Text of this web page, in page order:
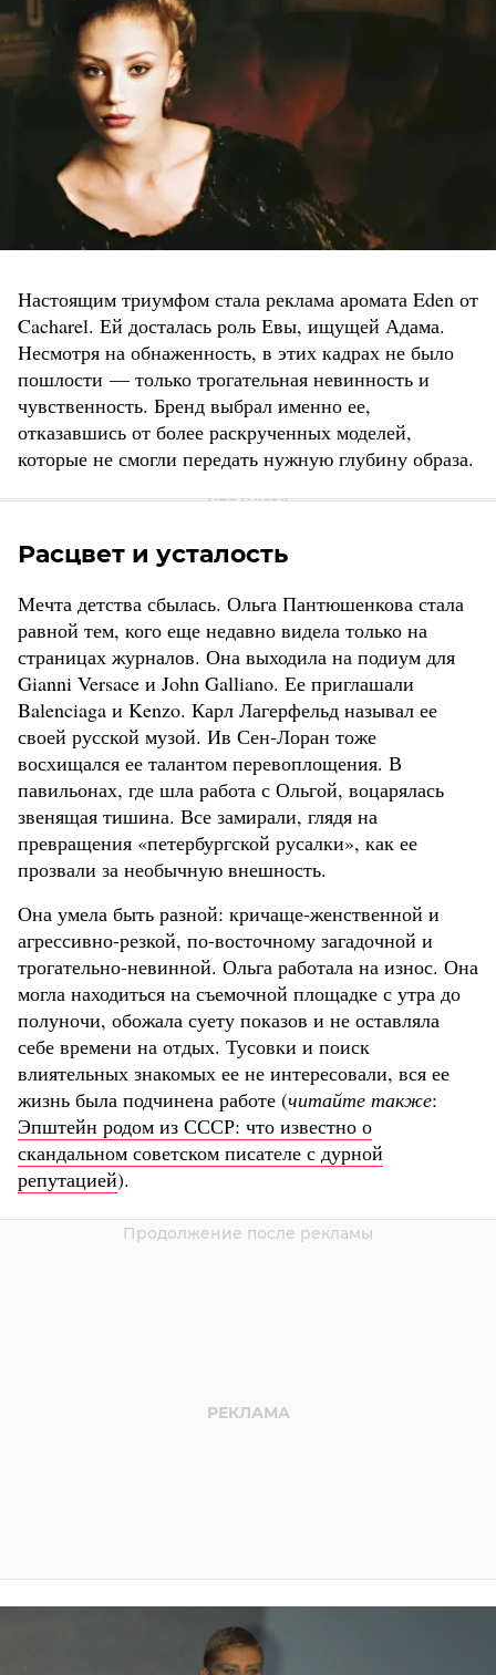
Настоящим триумфом стала реклама аромата Eden от
Cacharel. Ей досталась роль Евы, ищущей Адама.
Несмотря на обнаженность, в этих кадрах не было
пошлости — только трогательная невинность и
чувственность. Бренд выбрал именно ее,
отказавшись от более раскрученных моделей,
которые не смогли передать нужную глубину образа.
Расцвет и усталость
Мечта детства сбылась. Ольга Пантюшенкова стала
равной тем, кого еще недавно видела только на
страницах журналов. Она выходила на подиум для
Gianni Versace и John Galliano. Ее приглашали
Balenciaga и Kenzo. Карл Лагерфельд называл ее
своей русской музой. Ив Сен-Лоран тоже
восхищался ее талантом перевоплощения. В
павильонах, где шла работа с Ольгой, воцарялась
звенящая тишина. Все замирали, глядя на
превращения «петербургской русалки», как ее
прозвали за необычную внешность.
Она умела быть разной: кричаще-женственной и
агрессивно-резкой, по-восточному загадочной и
трогательно-невинной. Ольга работала на износ. Она
могла находиться на съемочной площадке с утра до
полуночи, обожала суету показов и не оставляла
себе времени на отдых. Тусовки и поиск
влиятельных знакомых ее не интересовали, вся ее
жизнь была подчинена работе (читайте также:
Эпштейн родом из СССР: что известно о
скандальном советском писателе с дурной
репутацией).